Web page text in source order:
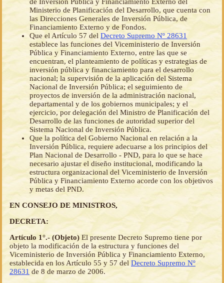
Ministerio de Planificación del Desarrollo, que cuenta con
las Direcciones Generales de Inversión Pública, de
Financiamiento Externo y de Fondos.
Que el Artículo 57 del Decreto Supremo Nº 28631
establece las funciones del Viceministerio de Inversión
Pública y Financiamiento Externo, entre las que se
encuentran, el planteamiento de políticas y estrategias de
inversión pública y financiamiento para el desarrollo
nacional; la supervisión de la aplicación del Sistema
Nacional de Inversión Pública; el seguimiento de
proyectos de inversión de la administración nacional,
departamental y de los gobiernos municipales; y el
ejercicio, por delegación del Ministro de Planificación del
Desarrollo de las funciones de autoridad superior del
Sistema Nacional de Inversión Pública.
Que la política del Gobierno Nacional en relación a la
Inversión Pública, requiere adecuarse a los principios del
Plan Nacional de Desarrollo - PND, para lo que se hace
necesario ajustar el diseño institucional, modificando la
estructura organizacional del Viceministerio de Inversión
Pública y Financiamiento Externo acorde con los objetivos
y metas del PND.
EN CONSEJO DE MINISTROS,
DECRETA:
Artículo 1°.- (Objeto) El presente Decreto Supremo tiene por
objeto la modificación de la estructura y funciones del
Viceministerio de Inversión Pública y Financiamiento Externo,
establecida en los Artículo 55 y 57 del Decreto Supremo Nº
28631 de 8 de marzo de 2006.